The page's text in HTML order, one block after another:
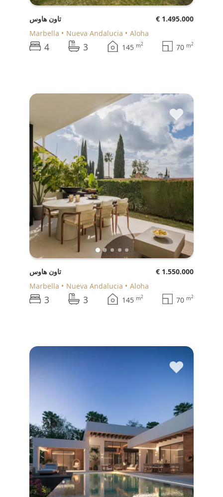
تاون هاوس
€ 1.495.000
Marbella
Nueva Andalucia Aloha
4 3 145 m2 70 m2
♥
تاون هاوس
€ 1.550.000
Marbella
Nueva Andalucia Aloha
3 3 145 m2 70 m2
♥